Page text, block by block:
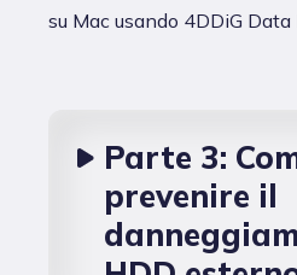
su Mac usando 4DDiG Data
Parte 3:
prevenire il